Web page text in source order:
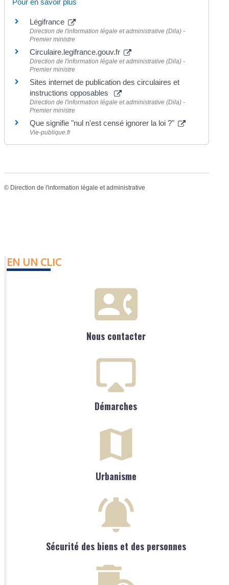
Pour en savoir plus
Légifrance
Direction de l'information légale et administrative (Dila) -
Premier ministre
Circulaire.legifrance.gouv.fr
Direction de l'information légale et administrative (Dila) -
Premier ministre
Sites internet de publication des circulaires et
instructions opposables
Direction de l'information légale et administrative (Dila) -
Premier ministre
Que signifie "nul n'est censé ignorer la loi ?"
Vie-publique.fr
© Direction de l'information légale et administrative
EN UN CLIC
Nous contacter
Démarches
Urbanisme
Sécurité des biens et des personnes